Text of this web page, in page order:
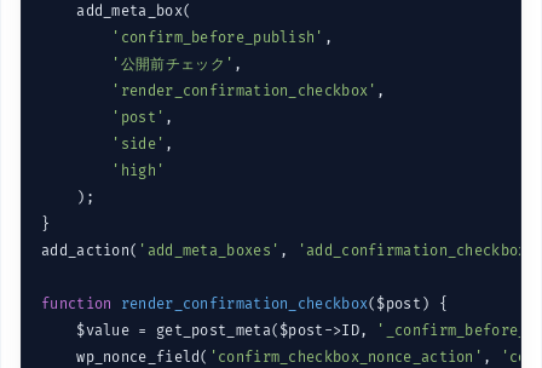
    add_meta_box(
'confirm_before_publish' ,
'公開前チェック' ,
'render_confirmation_checkbox' ,
'post' ,
'side' ,
'high'
    );
}
add_action( 'add_meta_boxes' ,
function render_confirmation_checkbox($post)
{
    $value = get_post_meta($post->ID,
    wp_nonce_field(
'confirm_checkbox_nonce_action' ,